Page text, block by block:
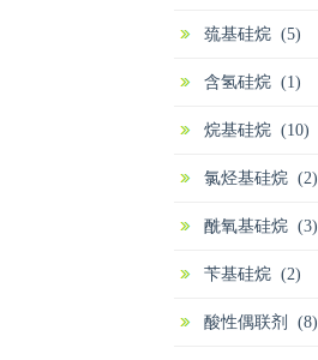
巯基硅烷 (5)
含氢硅烷 (1)
烷基硅烷 (10)
氯烃基硅烷 (2)
酰氧基硅烷 (3)
苄基硅烷 (2)
酸性偶联剂 (8)